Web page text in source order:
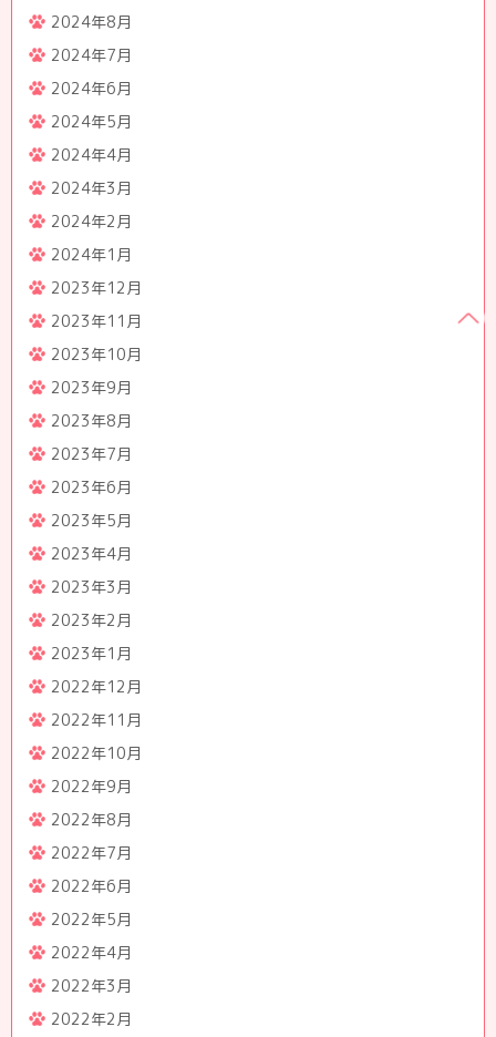
2024年8月
2024年7月
2024年6月
2024年5月
2024年4月
2024年3月
2024年2月
2024年1月
2023年12月
2023年11月
2023年10月
2023年9月
2023年8月
2023年7月
2023年6月
2023年5月
2023年4月
2023年3月
2023年2月
2023年1月
2022年12月
2022年11月
2022年10月
2022年9月
2022年8月
2022年7月
2022年6月
2022年5月
2022年4月
2022年3月
2022年2月